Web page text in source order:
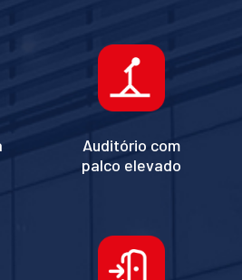
Auditório com
palco elevado